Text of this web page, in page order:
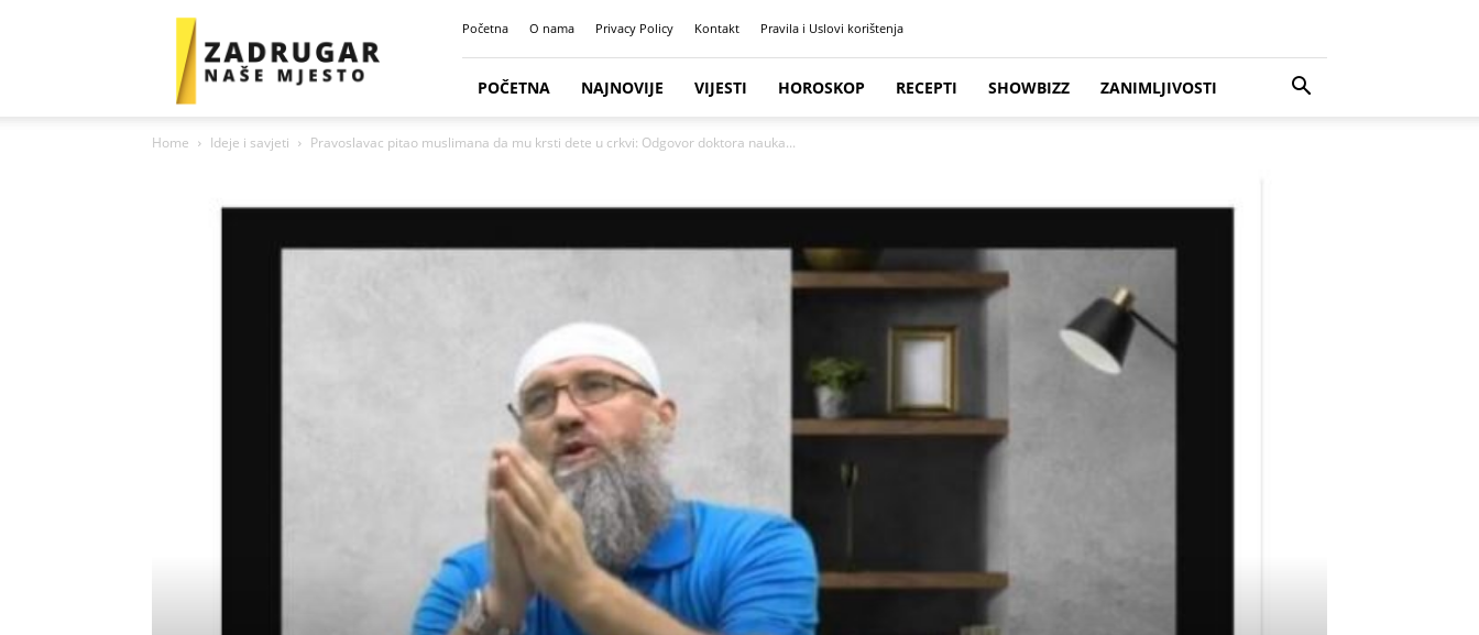
Zadrugar
Početna O nama Privacy Policy Kontakt Pravila i Uslovi korištenja
POČETNA NAJNOVIJE VIJESTI HOROSKOP RECEPTI SHOWBIZZ ZANIMLJIVOSTI
Home Ideje i savjeti Pravoslavac pitao muslimana da mu krsti dete u crkvi: Odgovor doktora nauka...